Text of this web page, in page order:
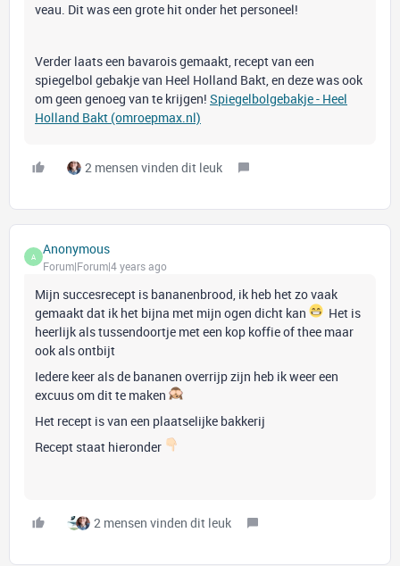
veau. Dit was een grote hit onder het personeel!
Verder laats een bavarois gemaakt, recept van een
spiegelbol gebakje van Heel Holland Bakt, en deze was ook
om geen genoeg van te krijgen! Spiegelbolgebakje - Heel
Holland Bakt (omroepmax.nl)
2 mensen vinden dit leuk
A Anonymous
Forum|Forum|4 years ago
Mijn succesrecept is bananenbrood, ik heb het zo vaak
gemaakt dat ik het bijna met mijn ogen dicht kan
Het is
heerlijk als tussendoortje met een kop koffie of thee maar
ook als ontbijt
Iedere keer als de bananen overrijp zijn heb ik weer een
excuus om dit te maken
Het recept is van een plaatselijke bakkerij
Recept staat hieronder
2 mensen vinden dit leuk